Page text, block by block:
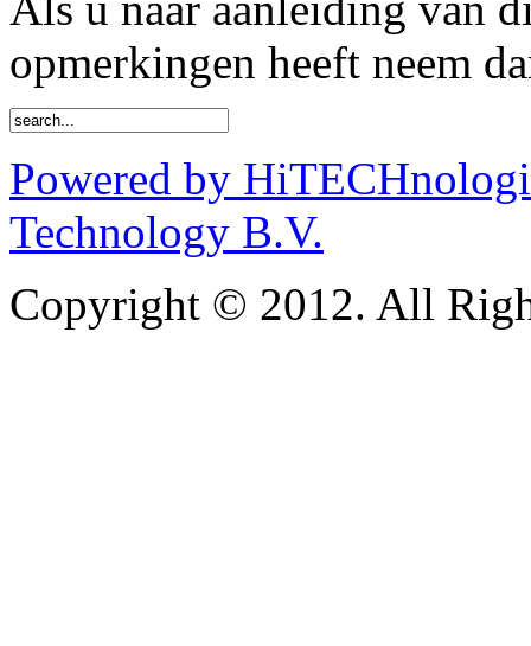
opmerkingen heeft neem
Powered by
Technology B.V.
Copyright © 2012. All